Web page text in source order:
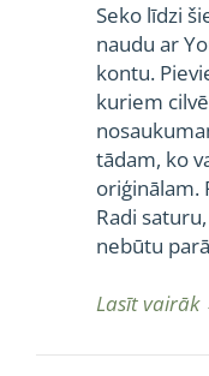
Seko līdzi
naudu ar
kontu.
kuriem
tādam, ko
oriģinālam.
Radi
nebūtu
Lasīt vairāk